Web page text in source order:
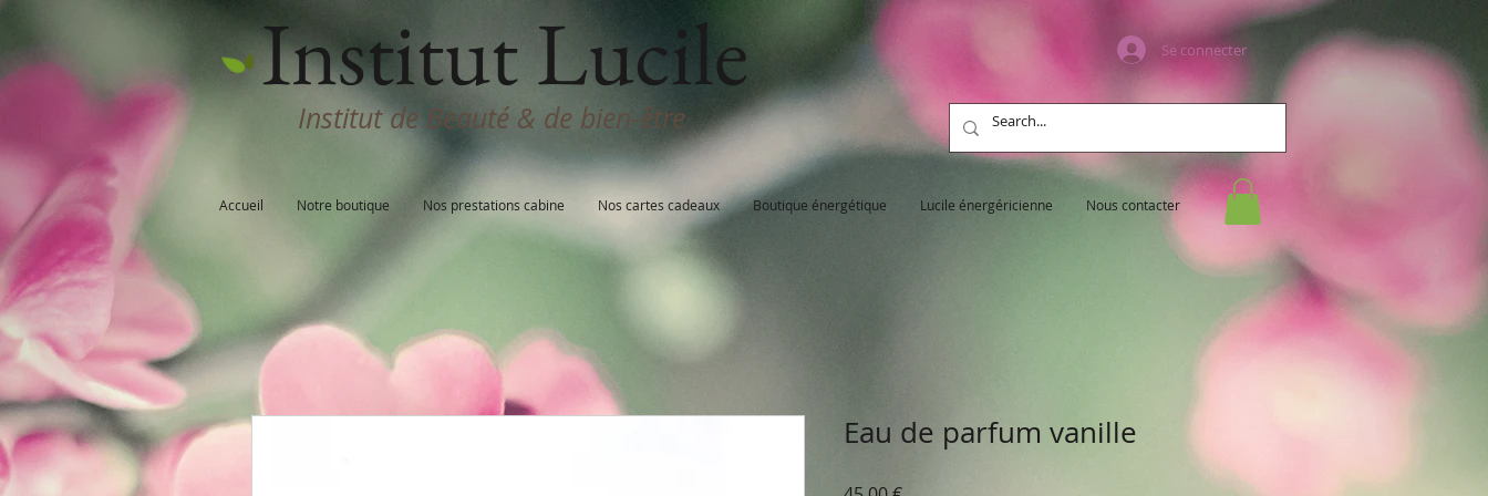
Institut Lucile Se connecter
Institut de Beauté & de bien-être
Accueil Notre boutique Nos prestations cabine Nos cartes cadeaux Boutique énergétique Lucile énergéricienne Nous contacter
Eau de parfum vanille